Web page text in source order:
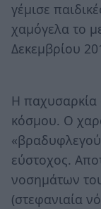
γέμισε
χαμόγελα το
Δεκεμβρίου
Η παχυσαρκία
κόσμου. Ο
εύστοχος.
νοσημάτων
(στεφανιαία